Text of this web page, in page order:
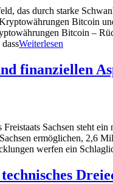
das durch starke
Bitcoin
Bitcoin –
Weiterlesen
finanziellen
Sachsen steht
ermöglichen, 2,6
werfen ein